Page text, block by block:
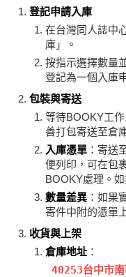
登記申請入庫
在台灣同人誌中
庫」。
按指示選擇數量
登記為一個入庫
包裝與寄送
等待BOOKY工
善打包寄送至倉
入庫憑單 ：寄送
便列印，可在包
BOOKY處理。
數量差異 ：如果
寄件中附的憑單
收貨與上架
倉庫地址 ：
40253台中市